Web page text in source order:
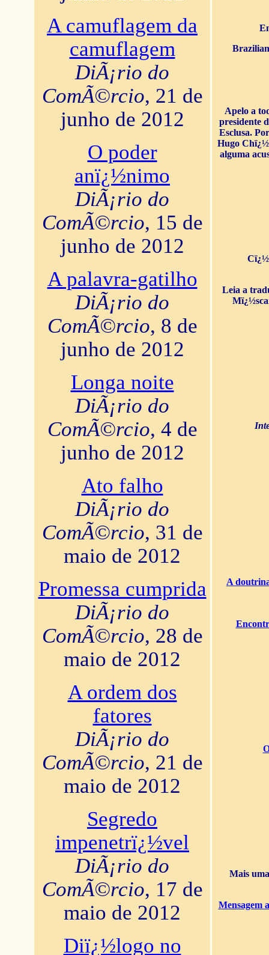
A camuflagem da
camuflagem
DiÃ¡rio do
ComÃ©rcio, 21 de
junho de 2012
O poder
anï¿½nimo
DiÃ¡rio do
ComÃ©rcio, 15 de
junho de 2012
A palavra-gatilho
DiÃ¡rio do
ComÃ©rcio, 8 de
junho de 2012
Longa noite
DiÃ¡rio do
ComÃ©rcio, 4 de
junho de 2012
Ato falho
DiÃ¡rio do
ComÃ©rcio, 31 de
maio de 2012
Promessa cumprida
DiÃ¡rio do
ComÃ©rcio, 28 de
maio de 2012
A ordem dos
fatores
DiÃ¡rio do
ComÃ©rcio, 21 de
maio de 2012
Segredo
impenetrï¿½vel
DiÃ¡rio do
ComÃ©rcio, 17 de
maio de 2012
Diï¿½logo no
Apelo a
presidente
Esclusa.
Hugo
alguma
Leia a
A
Mais
Mensagem